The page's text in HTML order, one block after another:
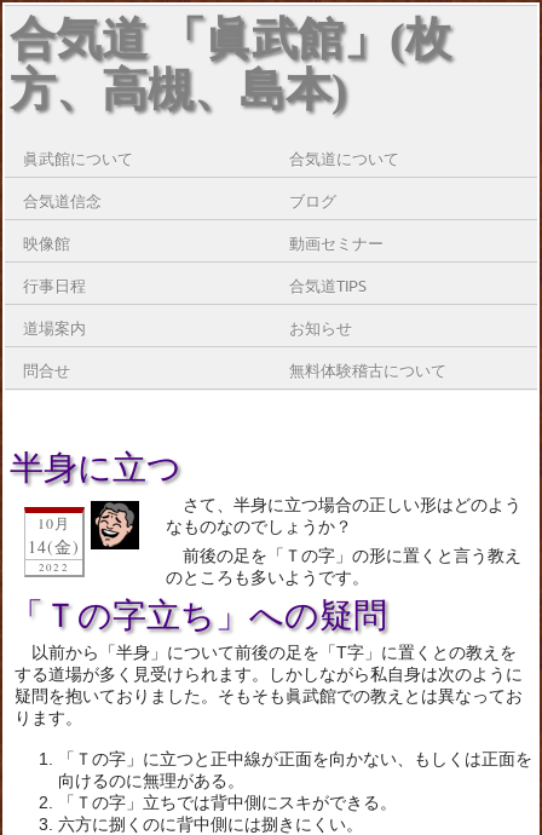
合気道 「眞武館」(枚
方、高槻、島本)
眞武館について 合気道について
合気道信念 ブログ
映像館 動画セミナー
行事日程 合気道TIPS
道場案内 お知らせ
問合せ 無料体験稽古について
半身に立つ
10月
14(金)
2022
さて、半身に立つ場合の正しい形はどのよう
なものなのでしょうか？
前後の足を「Ｔの字」の形に置くと言う教え
のところも多いようです。
「Ｔの字立ち」への疑問
以前から「半身」について前後の足を「T字」に置くとの教えを
する道場が多く見受けられます。しかしながら私自身は次のように
疑問を抱いておりました。そもそも眞武館での教えとは異なってお
ります。
「Ｔの字」に立つと正中線が正面を向かない、もしくは正面を
向けるのに無理がある。
「Ｔの字」立ちでは背中側にスキができる。
六方に捌くのに背中側には捌きにくい。